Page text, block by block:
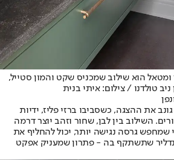
ומטאל הוא שילוב שמכניס שקט והמון סטייל,
טולדנו / צילום: איתי בנית
את ההצגה, כשסביבו ברזי פליז, ידיות
השילוב בין לבן, שחור וזהב יוצר דרמה
שמחפש גרסה נגישה יותר, יכול להחליף את
שתשתקף בה - פתרון שמעניק אפקט